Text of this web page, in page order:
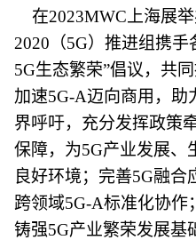
在2023MWC上海展
2020（5G）推进组携
5G生态繁荣”倡议，共
加速5G-A迈向商用，助
界呼吁，充分发挥政策
保障，为5G产业发展、
良好环境；完善5G融
跨领域5G-A标准化协作
铸强5G产业繁荣发展基